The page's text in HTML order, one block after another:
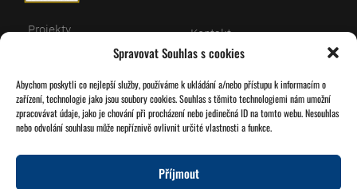
Spravovat Souhlas s cookies
Abychom poskytli co nejlepší služby, používáme k ukládání a/nebo přístupu k informacím o
zařízení, technologie jako jsou soubory cookies. Souhlas s těmito technologiemi nám umožní
zpracovávat údaje, jako je chování při procházení nebo jedinečná ID na tomto webu. Nesouhlas
nebo odvolání souhlasu může nepříznivě ovlivnit určité vlastnosti a funkce.
Příjmout
Projekty
Kalendář
O nás
Kontakt
Databáze legionářů
Pro členy
Zásady cookies